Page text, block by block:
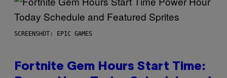
SCREENSHOT: EPIC GAMES
Fortnite Gem Hours Start Time: